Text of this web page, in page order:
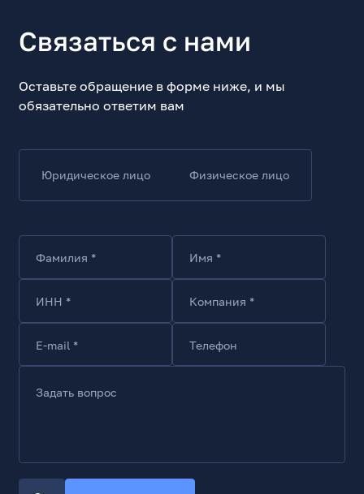
Связаться с нами
Оставьте обращение в форме ниже, и мы
обязательно ответим вам
Юридическое лицо Физическое лицо
Фамилия * Имя *
ИНН * Компания *
E-mail * Телефон
Задать вопрос